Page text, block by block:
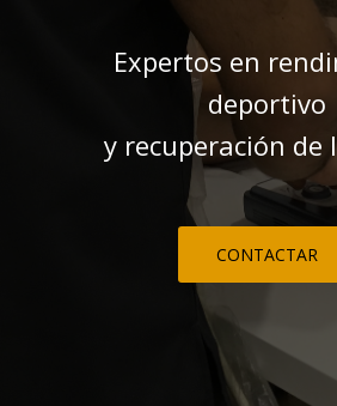
Expertos en
deportivo
y recuperación de
CONTACTAR